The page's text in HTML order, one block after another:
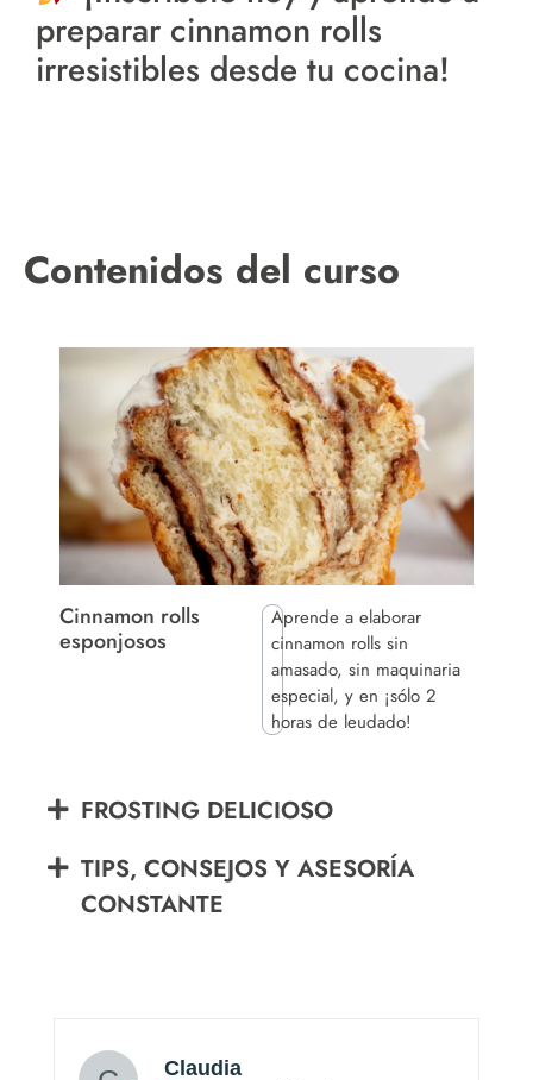
preparar cinnamon rolls
irresistibles desde tu cocina!
Contenidos del curso
Cinnamon rolls
esponjosos
Aprende a elaborar
cinnamon rolls sin
amasado, sin maquinaria
especial, y en ¡sólo 2
horas de leudado!
FROSTING DELICIOSO
TIPS, CONSEJOS Y ASESORÍA
CONSTANTE
Claudia